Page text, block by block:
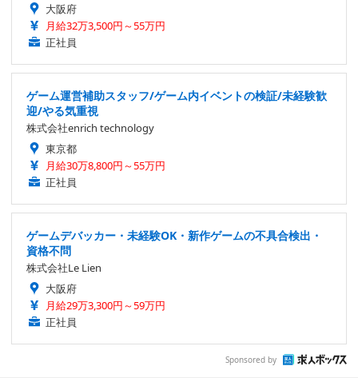
大阪府
月給32万3,500円～55万円
正社員
ゲーム運営補助スタッフ/ゲーム内イベントの検証/未経験歓
迎/やる気重視
株式会社enrich technology
東京都
月給30万8,800円～55万円
正社員
ゲームデバッカー・未経験OK・新作ゲームの不具合検出・
資格不問
株式会社Le Lien
大阪府
月給29万3,300円～59万円
正社員
Sponsored by